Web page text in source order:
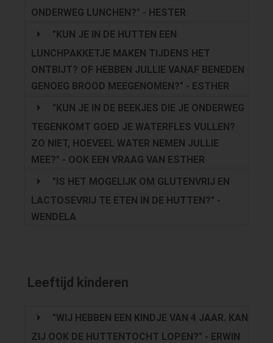
ONDERWEG LUNCHEN?" - HESTER
"KUN JE IN DE HUTTEN EEN
LUNCHPAKKETJE MAKEN TIJDENS HET
ONTBIJT? OF HEBBEN JULLIE VANAF BENEDEN
GENOEG BROOD MEEGENOMEN?" - ESTHER
"KUN JE IN DE BEEKJES DIE JE ONDERWEG
TEGENKOMT GOED JE WATERFLES VULLEN?
ZO NIET, HOEVEEL WATER NEMEN JULLIE
MEE?" - OOK EEN VRAAG VAN ESTHER
"IS HET MOGELIJK OM GLUTENVRIJ EN
LACTOSEVRIJ TE ETEN IN DE HUTTEN?" -
WENDELA
Leeftijd kinderen
"WIJ HEBBEN EEN KINDJE VAN 4 JAAR. KAN
ZIJ OOK DE HUTTENTOCHT LOPEN?" - ERWIN